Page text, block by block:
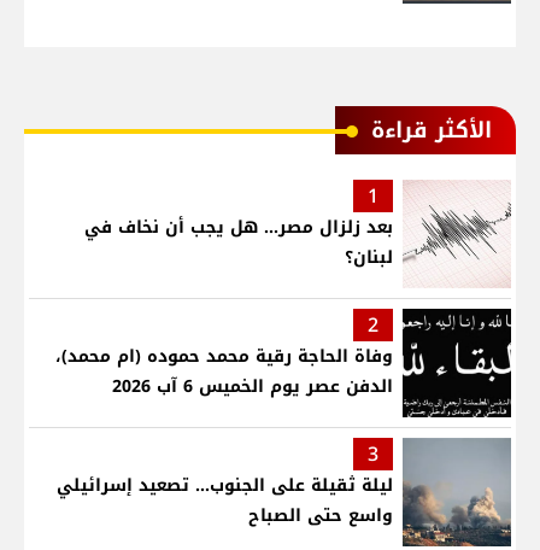
الأكثر قراءة
1
بعد زلزال مصر... هل يجب أن نخاف في
لبنان؟
2
وفاة الحاجة رقية محمد حموده (ام محمد)،
الدفن عصر يوم الخميس 6 آب 2026
3
ليلة ثقيلة على الجنوب... تصعيد إسرائيلي
واسع حتى الصباح